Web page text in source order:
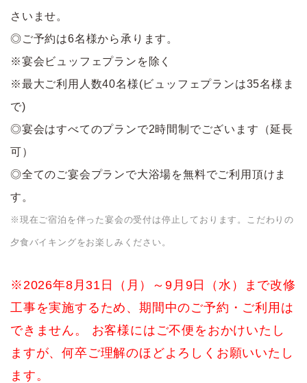
さいませ。
◎ご予約は6名様から承ります。
※宴会ビュッフェプランを除く
※最大ご利用人数40名様(ビュッフェプランは35名様ま
で)
◎宴会はすべてのプランで2時間制でございます（延長
可）
◎全てのご宴会プランで大浴場を無料でご利用頂けま
す。
※現在ご宿泊を伴った宴会の受付は停止しております。こだわりの
夕食バイキングをお楽しみください。
※2026年8月31日（月）～9月9日（水）まで改修
工事を実施するため、期間中のご予約・ご利用は
できません。 お客様にはご不便をおかけいたし
ますが、何卒ご理解のほどよろしくお願いいたし
ます。